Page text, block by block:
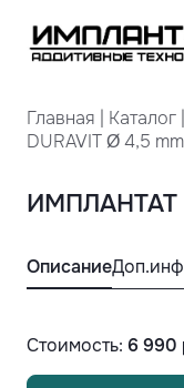
Главная Каталог
DURAVIT Ø 4,5 mm
ИМПЛАНТАТ
Описание
Стоимость: 6 990